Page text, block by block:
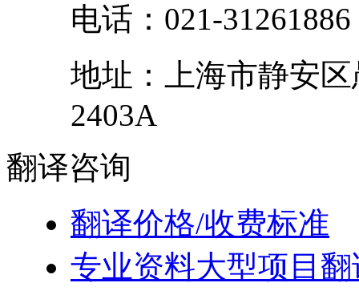
电话： 021-31261886
地址：
上海市静安区
2403A
翻译咨询
翻译价格/收费标准
专业资料大型项目翻